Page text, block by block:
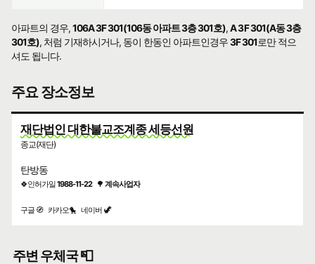
아파트의 경우,106A 3F 301(106동 아파트 3층 301호),A 3F 301(A동 3층
301호), 처럼 기재하시거나, 동이 한동인 아파트인경우3F 301로만 적으
셔도 됩니다.
주요 장소정보
재단법인 대한불교조계종 세등선원
종교(재단)
탄방동
🍀인허가일1988-11-22 🌳 계속사업자
구글 🧭 카카오🐤 네이버 🦖
주변 우체국 📮